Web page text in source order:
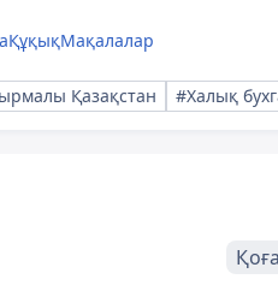
ҚұқықМақалалар
Қазақстан #Халық